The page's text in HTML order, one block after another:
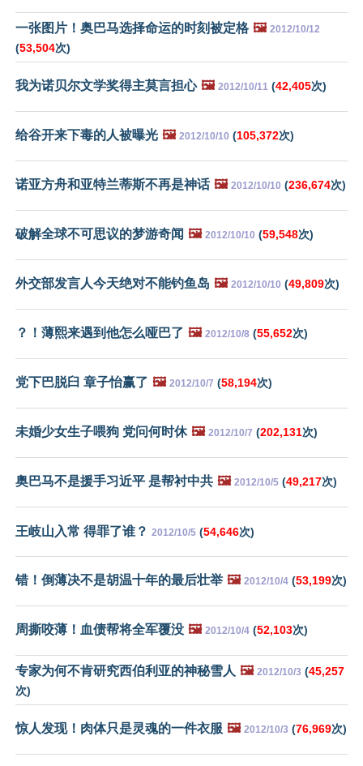
一张图片！奥巴马选择命运的时刻被定格 🖼️ 2012/10/12
(53,504次)
我为诺贝尔文学奖得主莫言担心 🖼️ 2012/10/11 (42,405次)
给谷开来下毒的人被曝光 🖼️ 2012/10/10 (105,372次)
诺亚方舟和亚特兰蒂斯不再是神话 🖼️ 2012/10/10 (236,674次)
破解全球不可思议的梦游奇闻 🖼️ 2012/10/10 (59,548次)
外交部发言人今天绝对不能钓鱼岛 🖼️ 2012/10/10 (49,809次)
？！薄熙来遇到他怎么哑巴了 🖼️ 2012/10/8 (55,652次)
党下巴脱臼 章子怡赢了 🖼️ 2012/10/7 (58,194次)
未婚少女生子喂狗 党问何时休 🖼️ 2012/10/7 (202,131次)
奥巴马不是援手习近平 是帮衬中共 🖼️ 2012/10/5 (49,217次)
王岐山入常 得罪了谁？ 2012/10/5 (54,646次)
错！倒薄决不是胡温十年的最后壮举 🖼️ 2012/10/4 (53,199次)
周撕咬薄！血债帮将全军覆没 🖼️ 2012/10/4 (52,103次)
专家为何不肯研究西伯利亚的神秘雪人 🖼️ 2012/10/3 (45,257
次)
惊人发现！肉体只是灵魂的一件衣服 🖼️ 2012/10/3 (76,969次)